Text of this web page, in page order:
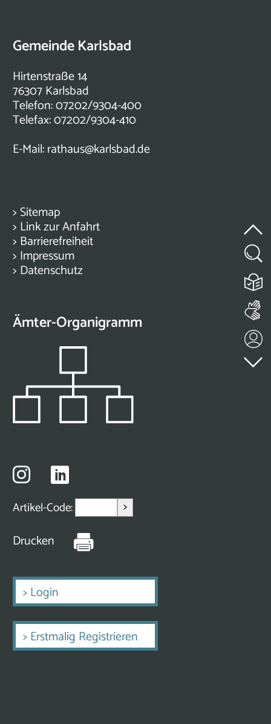
Gemeinde Karlsbad
Hirtenstraße 14
76307 Karlsbad
Telefon: 07202/9304-400
Telefax: 07202/9304-410
E-Mail:rathaus@karlsbad.de
> Sitemap
> Link zur Anfahrt
> Barrierefreiheit
> Impressum
> Datenschutz
Ämter-Organigramm
Artikel-Code: >
Drucken
> Login
> Erstmalig Registrieren